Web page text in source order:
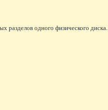
разделов одного физического диска.